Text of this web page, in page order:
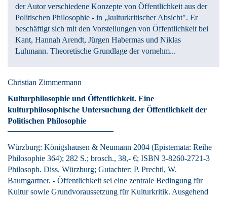
der Autor verschiedene Konzepte von Öffentlichkeit aus der
Politischen Philosophie - in „kulturkritischer Absicht". Er
beschäftigt sich mit den Vorstellungen von Öffentlichkeit bei
Kant, Hannah Arendt, Jürgen Habermas und Niklas
Luhmann. Theoretische Grundlage der vornehm...
Christian Zimmermann
Kulturphilosophie und Öffentlichkeit. Eine
kulturphilosophische Untersuchung der Öffentlichkeit der
Politischen Philosophie
Würzburg: Königshausen & Neumann 2004 (Epistemata: Reihe
Philosophie 364); 282 S.; brosch., 38,- €; ISBN 3-8260-2721-3
Philosoph. Diss. Würzburg; Gutachter: P. Prechtl, W.
Baumgartner. - Öffentlichkeit sei eine zentrale Bedingung für
Kultur sowie Grundvoraussetzung für Kulturkritik. Ausgehend